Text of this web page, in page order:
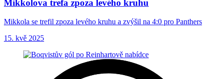
Mikkolova trefa zpoza levého kruhu
Mikkola se trefil zpoza levého kruhu a zvýšil na 4:0 pro Panthers
15. kvě 2025